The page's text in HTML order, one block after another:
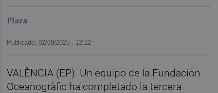
Plaza
Publicado: 02/09/2025 · 12:12
VALÈNCIA (EP). Un equipo de la Fundación
Oceanogràfic ha completado la tercera